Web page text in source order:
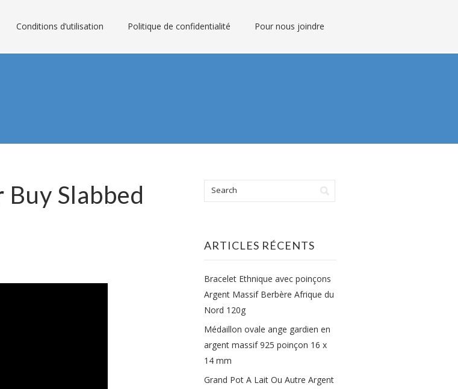
Conditions d’utilisation Politique de confidentialité Pour nous joindre
Buy Slabbed
ARTICLES RÉCENTS
Bracelet Ethnique avec poinçons
Argent Massif Berbère Afrique du
Nord 120g
Médaillon ovale ange gardien en
argent massif 925 poinçon 16 x
14 mm
Grand Pot A Lait Ou Autre Argent